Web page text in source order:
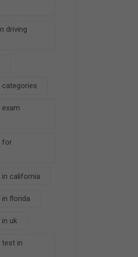
driving
categories
exam
for
in california
in florida
uk
test in